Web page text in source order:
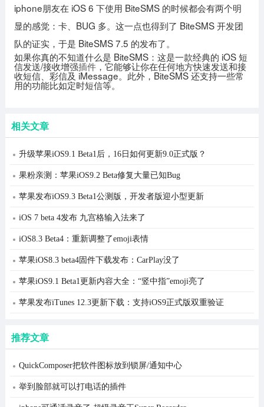
iphone朋友在 iOS 6 下使用 BiteSMS 的时候都会有两个明
显的感觉：卡、BUG 多。这一点也得到了 BiteSMS 开发团
队的证实，于是 BiteSMS 7.5 的发布了。
如果你真的不知道什么是 BiteSMS：这是一款经典的 iOS 短
信发送/接收增强插件，它能够让你在任何地方快速发送和接
收短信、彩信及 iMessage。此外，BiteSMS 还支持一些常
用的功能比如定时短信等。
相关文章
升级苹果iOS9.1 Beta1后，16日如何更新9.0正式版？
果粉亲测：苹果iOS9.2 Beta修复大量已知Bug
苹果发布iOS9.3 Beta1公测版，开发者版迎小型更新
iOS 7 beta 4发布 九宫格输入法来了
iOS8.3 Beta4：重新调整了emoji表情
苹果iOS8.3 beta4固件下载发布：CarPlay没了
苹果iOS9.1 Beta1更新内容大全：“竖中指”emoji亮了
苹果发布iTunes 12.3更新下载：支持iOS9正式版双重验证
推荐文章
QuickComposer把软件图标放到锁屏/通知中心
举到脸部就可以打电话的插件